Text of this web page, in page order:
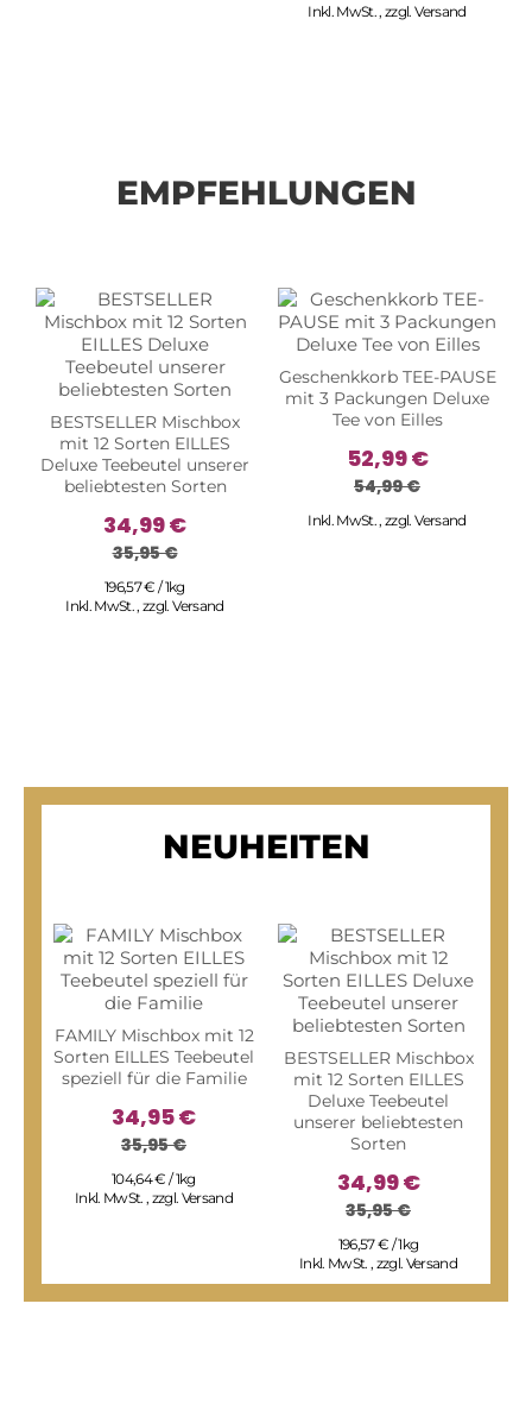
Inkl. MwSt. ,zzgl.Versand
EMPFEHLUNGEN
BESTSELLER Mischbox
mit 12 Sorten EILLES
Deluxe Teebeutel unserer
beliebtesten Sorten
34,99 €
35,95 €
196,57 € / 1kg
Inkl. MwSt. ,zzgl.Versand
Geschenkkorb TEE-PAUSE
mit 3 Packungen Deluxe
Tee von Eilles
52,99 €
54,99 €
Inkl. MwSt. ,zzgl.Versand
NEUHEITEN
FAMILY Mischbox mit 12
Sorten EILLES Teebeutel
speziell für die Familie
34,95 €
35,95 €
104,64 € / 1kg
Inkl. MwSt. , zzgl. Versand
BESTSELLER Mischbox
mit 12 Sorten EILLES
Deluxe Teebeutel
unserer beliebtesten
Sorten
34,99 €
35,95 €
196,57 € / 1kg
Inkl. MwSt. , zzgl. Versand